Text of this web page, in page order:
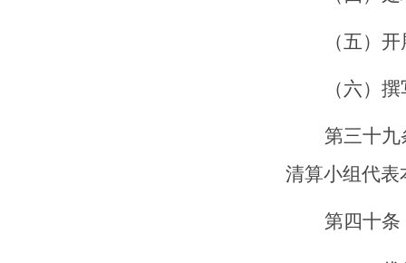
（五）
（六）
第三十九
清算小组代表
第四十条